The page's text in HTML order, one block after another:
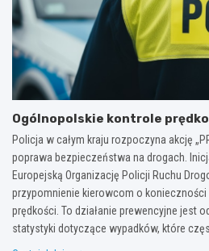
Ogólnopolskie kontrole
Policja w całym kraju rozpoczyna akcję
poprawa bezpieczeństwa na drogach.
Europejską Organizację Policji Ruchu
przypomnienie kierowcom o
prędkości. To działanie prewencyjne jest
statystyki dotyczące wypadków, które